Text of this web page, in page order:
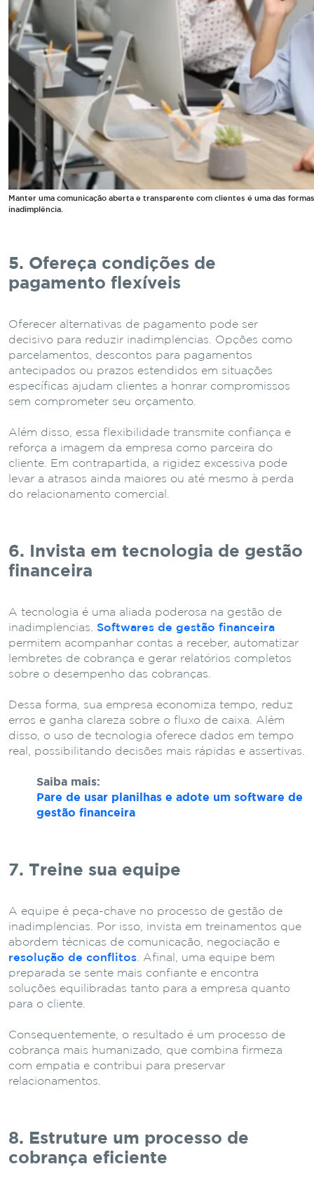
Manter uma comunicação aberta e transparente com clientes é uma das
inadimplência.
5. Ofereça condições de
pagamento flexíveis
Oferecer alternativas de pagamento pode ser
decisivo para reduzir inadimplências. Opções como
parcelamentos, descontos para pagamentos
antecipados ou prazos estendidos em situações
específicas ajudam clientes a honrar compromissos
sem comprometer seu orçamento.
Além disso, essa flexibilidade transmite confiança e
reforça a imagem da empresa como parceira do
cliente. Em contrapartida, a rigidez excessiva pode
levar a atrasos ainda maiores ou até mesmo à perda
do relacionamento comercial.
6. Invista em tecnologia de gestão
financeira
A tecnologia é uma aliada poderosa na gestão de
inadimplências. Softwares de gestão financeira
permitem acompanhar contas a receber, automatizar
lembretes de cobrança e gerar relatórios completos
sobre o desempenho das cobranças.
Dessa forma, sua empresa economiza tempo, reduz
erros e ganha clareza sobre o fluxo de caixa. Além
disso, o uso de tecnologia oferece dados em tempo
real, possibilitando decisões mais rápidas e assertivas.
Saiba mais:
Pare de usar planilhas e adote um software de
gestão financeira
7. Treine sua equipe
A equipe é peça-chave no processo de gestão de
inadimplências. Por isso, invista em treinamentos que
abordem técnicas de comunicação, negociação e
resolução de conflitos . Afinal, uma equipe bem
preparada se sente mais confiante e encontra
soluções equilibradas tanto para a empresa quanto
para o cliente.
Consequentemente, o resultado é um processo de
cobrança mais humanizado, que combina firmeza
com empatia e contribui para preservar
relacionamentos.
8. Estruture um processo de
cobrança eficiente